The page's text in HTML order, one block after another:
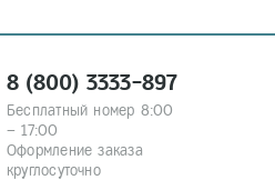
8 (800) 3333-897
Бесплатный номер 8:00
– 17:00
Оформление заказа
круглосуточно